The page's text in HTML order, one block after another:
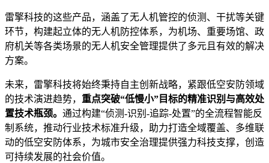
雷擎科技的这些产品，涵盖了无人机管控的侦测、干扰等关键
环节，构建起立体的无人机防控体系，为机场、重要场馆、政
府机关等各类场景的无人机安全管理提供了多元且有效的解决
方案。
未来，雷擎科技将始终秉持自主创新战略，紧跟低空安防领域
的技术演进趋势， 重点突破“低慢小”目标的精准识别与高效处
置技术瓶颈。 通过构建“侦测-识别-追踪-处置”的全流程智能反
制系统，推动行业技术标准升级，助力打造全域覆盖、多维联
动的低空安防体系，为城市安全治理提供强力科技支撑，创造
可持续发展的社会价值。